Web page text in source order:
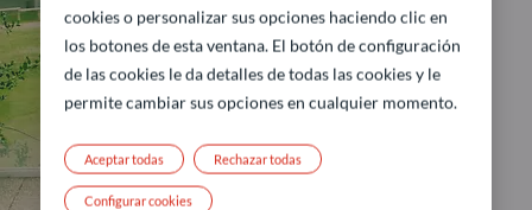
cookies o personalizar sus opciones haciendo clic en
los botones de esta ventana. El botón de configuración
de las cookies le da detalles de todas las cookies y le
permite cambiar sus opciones en cualquier momento.
Rechazar todas
Aceptar todas
Configurar cookies